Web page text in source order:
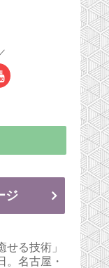
ジ
せる技術」
。名古屋・